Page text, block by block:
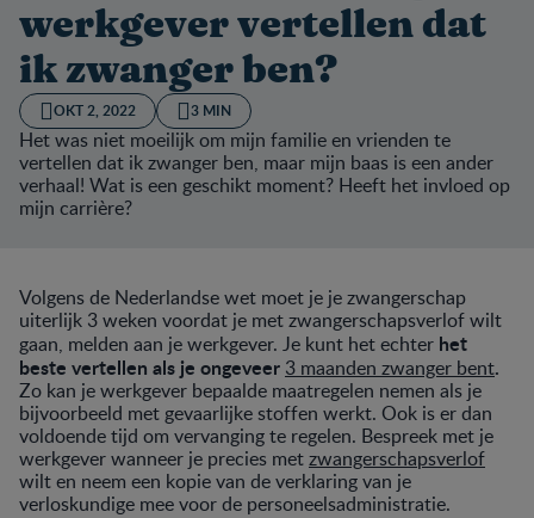
werkgever vertellen dat
ik zwanger ben?
OKT 2, 2022 3 MIN
Het was niet moeilijk om mijn familie en vrienden te
vertellen dat ik zwanger ben, maar mijn baas is een ander
verhaal! Wat is een geschikt moment? Heeft het invloed op
mijn carrière?
Volgens de Nederlandse wet moet je je zwangerschap
uiterlijk 3 weken voordat je met zwangerschapsverlof wilt
gaan, melden aan je werkgever. Je kunt het echter het
beste vertellen als je ongeveer 3 maanden zwanger bent.
Zo kan je werkgever bepaalde maatregelen nemen als je
bijvoorbeeld met gevaarlijke stoffen werkt. Ook is er dan
voldoende tijd om vervanging te regelen. Bespreek met je
werkgever wanneer je precies metzwangerschapsverlof
wilt en neem een kopie van de verklaring van je
verloskundige mee voor de personeelsadministratie.